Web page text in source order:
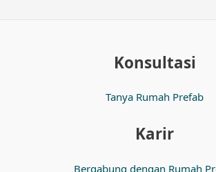
Konsultasi
Tanya Rumah Prefab
Karir
Bergabung dengan Rumah